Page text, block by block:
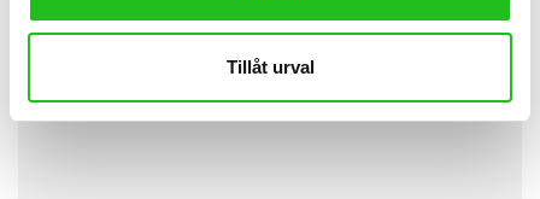
Tillåt urval